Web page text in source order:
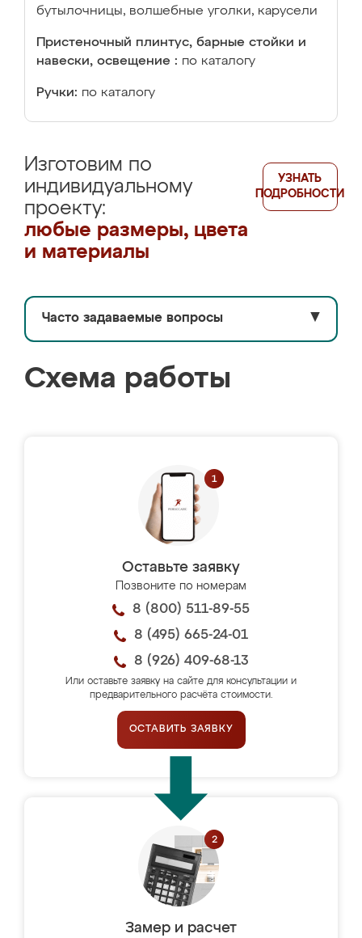
бутылочницы, волшебные уголки, карусели
Пристеночный плинтус, барные стойки и
навески, освещение : по каталогу
Ручки: по каталогу
Изготовим по
индивидуальному
проекту:
любые размеры, цвета
и материалы
УЗНАТЬ
ПОДРОБНОСТИ
Часто задаваемые вопросы ▼
Схема работы
Оставьте заявку
Позвоните по номерам
8 (800) 511-89-55
8 (495) 665-24-01
8 (926) 409-68-13
Или оставьте заявку на сайте для консультации и
предварительного расчёта стоимости.
ОСТАВИТЬ ЗАЯВКУ
Замер и расчет